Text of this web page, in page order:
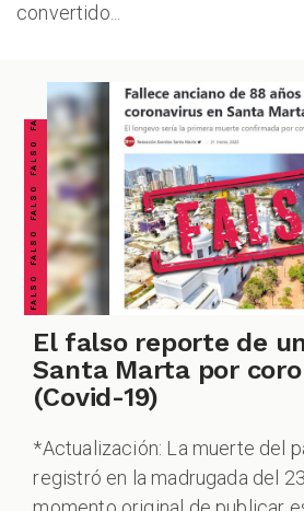
convertido...
FALSO FALSO FALSO FALSO FALSO FALSO FALSO
El falso reporte de
Santa Marta por
(Covid-19)
*Actualización: La muerte del
registró en la madrugada del